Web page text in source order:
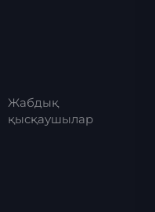
Жабдық
қысқаушылар